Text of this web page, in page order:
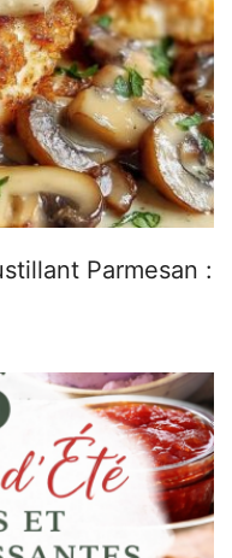
Parmesan :